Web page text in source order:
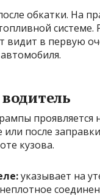
обкатки. На
в первую
проявляется
после
кузова.
указывает на